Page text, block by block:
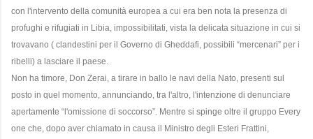
con l'intervento della comunità europea a cui era ben nota la presenza di
profughi e rifugiati in Libia, impossibilitati, vista la delicata situazione in cui si
trovavano ( clandestini per il Governo di Gheddafi, possibili “mercenari” per i
ribelli) a lasciare il paese.
Non ha timore, Don Zerai, a tirare in ballo le navi della Nato, presenti sul
posto in quel momento, annunciando, tra l'altro, l'intenzione di denunciare
apertamente “l'omissione di soccorso”. Mentre si spinge oltre il gruppo Every
one che, dopo aver chiamato in causa il Ministro degli Esteri Frattini,